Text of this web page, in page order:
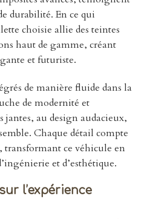
durabilité. En ce qui
choisie allie des teintes
haut de gamme, créant
et futuriste.
de manière fluide dans la
de modernité et
au design audacieux,
Chaque détail compte
transformant ce véhicule en
et d’esthétique.
l’expérience